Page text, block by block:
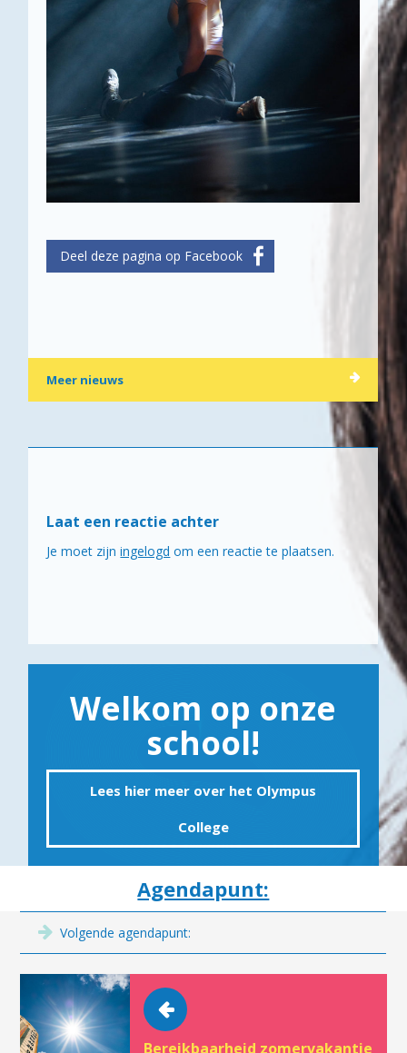
Meer nieuws
Laat een reactie achter
Je moet zijningelogd om een reactie te plaatsen.
Welkom op onze
school!
Lees hier meer over het Olympus
College
Agendapunt:
Volgende agendapunt:
Bereikbaarheid zomervakantie